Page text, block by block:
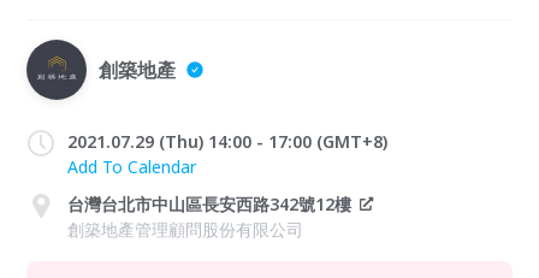
創築地產
2021.07.29 (Thu) 14:00 - 17:00 (GMT+8)
Add To Calendar
台灣台北市中山區長安西路342號12樓
創築地產管理顧問股份有限公司